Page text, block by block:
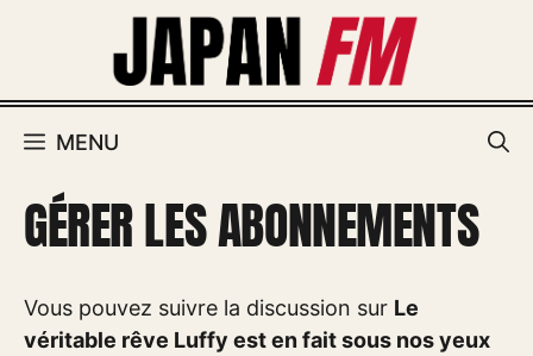
MENU
GÉRER LES ABONNEMENTS
Vous pouvez suivre la discussion sur Le
véritable rêve Luffy est en fait sous nos yeux